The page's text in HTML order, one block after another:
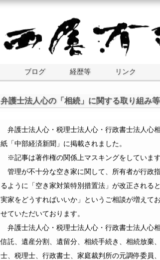
ブログ 経歴等 リンク
弁護士法人心の「相続」に関する取り組み
弁護士法人心・税理士法人心・行政書士法人心
紙「中部経済新聞」に掲載されました。
※記事は著作権の関係上マスキングをしています
管理が不十分な空き家に関して、所有者が行政
るように「空き家対策特別措置法」が改正される
実家をどうすればいいか」というご相談が増えて
せていただいております。
弁護士法人心・税理士法人心・行政書士法人心
信託、遺産分割、遺留分、相続手続き、相続放棄
士、税理士、行政書士、家庭裁判所の元調停委員